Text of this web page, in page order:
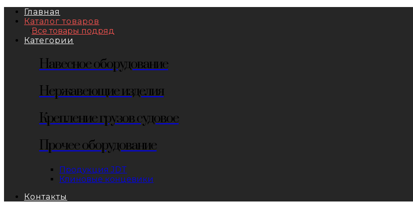
Главная
Каталог товаров
Все товары подряд
Категории
Навесное оборудование
Нержавеющие изделия
Крепление грузов судовое
Прочее оборудование
Продукция JDT
Клиновые концевики
Контакты